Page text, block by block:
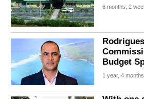
6 months, 2
Budget
1 year, 4